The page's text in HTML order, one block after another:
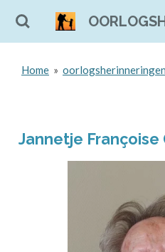
Ga
Home » oorlogsherinneringen
Jannetje